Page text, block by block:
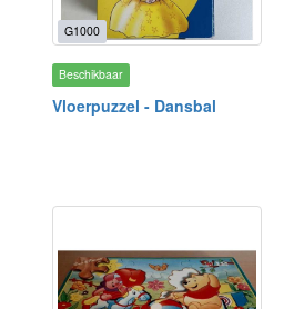
G1000
Beschikbaar
Vloerpuzzel - Dansbal